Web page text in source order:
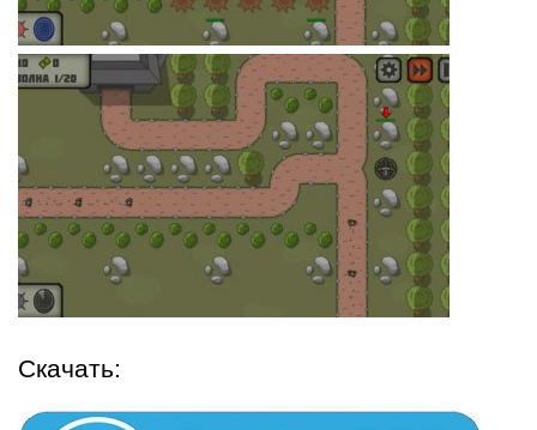
Скачать: